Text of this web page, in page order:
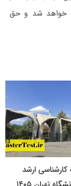
خواهد شد و حق
کارشناسی ارشد